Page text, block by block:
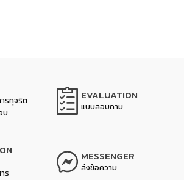
รทุจริต
บ
EVALUATION
แบบสอบถาม
ร
MESSENGER
ส่งข้อความ